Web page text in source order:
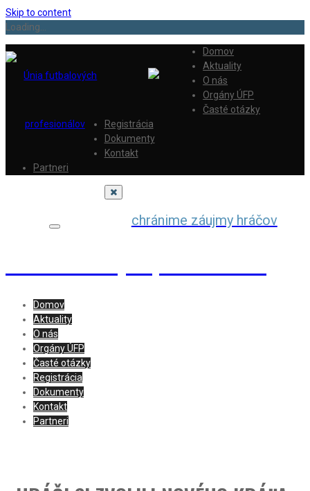
Skip to content
Loading...
Domov
Aktuality
O nás
Orgány ÚFP
Časté otázky
Registrácia
Dokumenty
Kontakt
Partneri
chránime záujmy hráčov
Domov
Aktuality
O nás
Orgány ÚFP
Časté otázky
Registrácia
Dokumenty
Kontakt
Partneri